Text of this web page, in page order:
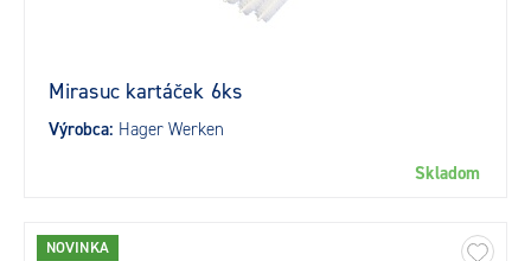
Mirasuc kartáček 6ks
Výrobca: Hager Werken
Skladom
NOVINKA